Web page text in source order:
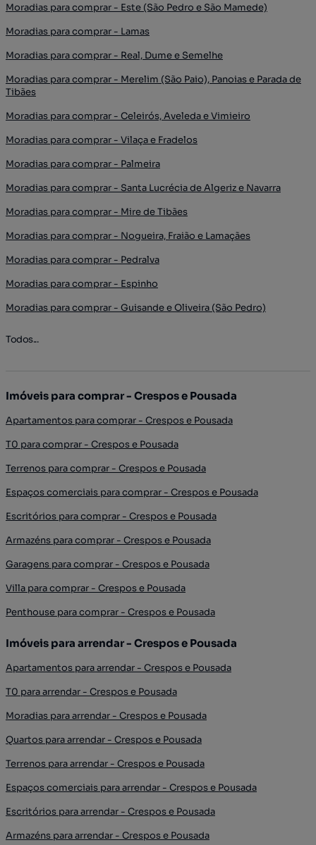
Moradias para comprar - Este (São Pedro e São Mamede)
Moradias para comprar - Lamas
Moradias para comprar - Real, Dume e Semelhe
Moradias para comprar - Merelim (São Paio), Panoias e Parada de
Tibães
Moradias para comprar - Celeirós, Aveleda e Vimieiro
Moradias para comprar - Vilaça e Fradelos
Moradias para comprar - Palmeira
Moradias para comprar - Santa Lucrécia de Algeriz e Navarra
Moradias para comprar - Mire de Tibães
Moradias para comprar - Nogueira, Fraião e Lamaçães
Moradias para comprar - Pedralva
Moradias para comprar - Espinho
Moradias para comprar - Guisande e Oliveira (São Pedro)
Todos...
Imóveis para comprar - Crespos e Pousada
Apartamentos para comprar - Crespos e Pousada
T0 para comprar - Crespos e Pousada
Terrenos para comprar - Crespos e Pousada
Espaços comerciais para comprar - Crespos e Pousada
Escritórios para comprar - Crespos e Pousada
Armazéns para comprar - Crespos e Pousada
Garagens para comprar - Crespos e Pousada
Villa para comprar - Crespos e Pousada
Penthouse para comprar - Crespos e Pousada
Imóveis para arrendar - Crespos e Pousada
Apartamentos para arrendar - Crespos e Pousada
T0 para arrendar - Crespos e Pousada
Moradias para arrendar - Crespos e Pousada
Quartos para arrendar - Crespos e Pousada
Terrenos para arrendar - Crespos e Pousada
Espaços comerciais para arrendar - Crespos e Pousada
Escritórios para arrendar - Crespos e Pousada
Armazéns para arrendar - Crespos e Pousada